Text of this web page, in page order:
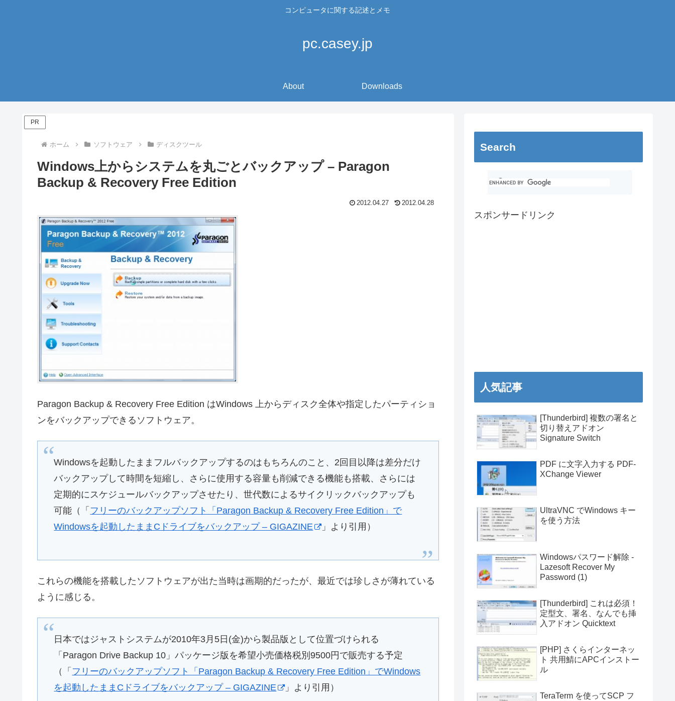
コンピュータに関する記述とメモ
pc.casey.jp
About Downloads
PR
ホーム ソフトウェア ディスクツール
Windows上からシステムを丸ごとバックアップ – Paragon
Backup & Recovery Free Edition
2012.04.27 2012.04.28
Paragon Backup & Recovery Free Edition はWindows 上からディスク全体や指定したパーティショ
ンをバックアップできるソフトウェア。
Windowsを起動したままフルバックアップするのはもちろんのこと、2回目以降は差分だけ
バックアップして時間を短縮し、さらに使用する容量も削減できる機能も搭載、さらには
定期的にスケジュールバックアップさせたり、世代数によるサイクリックバックアップも
可能（「 フリーのバックアップソフト「Paragon Backup & Recovery Free Edition」で
Windowsを起動したままCドライブをバックアップ – GIGAZINE
」より引用）
これらの機能を搭載したソフトウェアが出た当時は画期的だったが、最近では珍しさが薄れている
ように感じる。
日本ではジャストシステムが2010年3月5日(金)から製品版として位置づけられる
「Paragon Drive Backup 10」パッケージ版を希望小売価格税別9500円で販売する予定
（「 フリーのバックアップソフト「Paragon Backup & Recovery Free Edition」でWindows
を起動したままCドライブをバックアップ – GIGAZINE
」より引用）
Search
スポンサードリンク
人気記事
[Thunderbird] 複数の署名と
切り替えアドオン
Signature Switch
PDF に文字入力する PDF-
XChange Viewer
UltraVNC でWindows キー
を使う方法
Windowsパスワード解除 -
Lazesoft Recover My
Password (1)
[Thunderbird] これは必須！
定型文、署名、なんでも挿
入アドオン Quicktext
[PHP] さくらインターネッ
ト 共用鯖にAPCインストー
ル
TeraTerm を使ってSCP フ